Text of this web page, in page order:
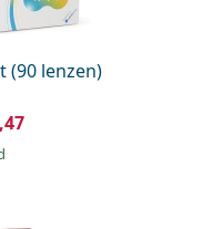
(90 lenzen)